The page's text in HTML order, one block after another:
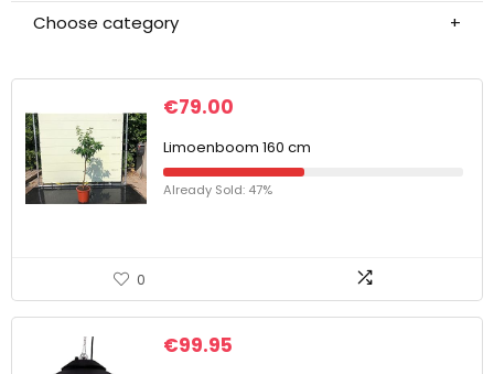
Choose category
€79.00
Limoenboom 160 cm
Already Sold: 47%
0
€99.95